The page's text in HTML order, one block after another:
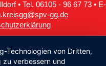
• Tel. 06105 - 96 67 73 • E-
gg.de
Technologien von Dritten,
zu verbessern und